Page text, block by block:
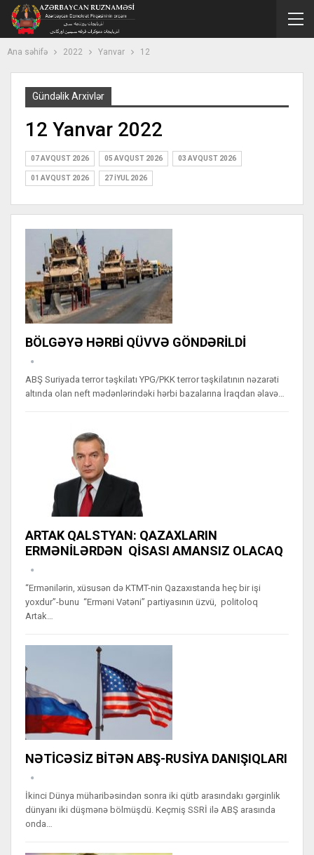
Ana səhifə 2022 Yanvar 12
Gündəlik Arxivlər
12 Yanvar 2022
07 AVQUST 2026 05 AVQUST 2026 03 AVQUST 2026
01 AVQUST 2026 27 İYUL 2026
BÖLGƏYƏ HƏRBİ QÜVVƏ GÖNDƏRİLDİ
ABŞ Suriyada terror təşkilatı YPG/PKK terror təşkilatının nəzarəti
altında olan neft mədənlərindəki hərbi bazalarına İraqdan əlavə…
ARTAK QALSTYAN: QAZAXLARIN
ERMƏNİLƏRDƏN QİSASI AMANSIZ OLACAQ
“Ermənilərin, xüsusən də KTMT-nin Qazaxıstanda heç bir işi
yoxdur”-bunu “Erməni Vətəni” partiyasının üzvü, politoloq
Artak…
NƏTİCƏSİZ BİTƏN ABŞ-RUSİYA DANIŞIQLARI
İkinci Dünya müharibəsindən sonra iki qütb arasındakı gərginlik
dünyanı iki düşmənə bölmüşdü. Keçmiş SSRİ ilə ABŞ arasında
onda…